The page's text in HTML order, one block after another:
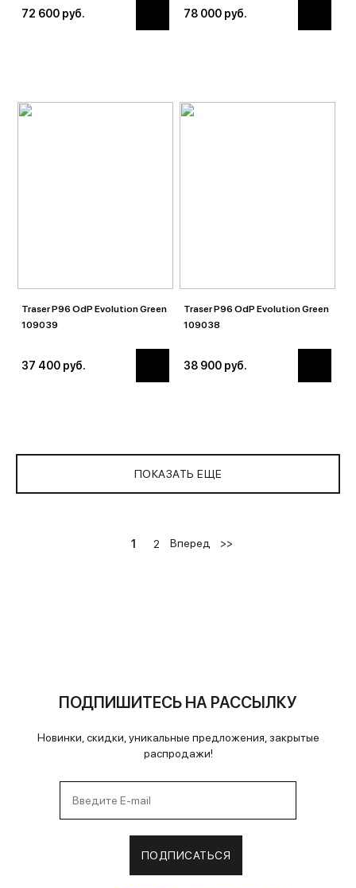
72 600 руб. 78 000 руб.
Traser P96 OdP Evolution Green
109039
37 400 руб.
Traser P96 OdP Evolution Green
109038
38 900 руб.
ПОКАЗАТЬ ЕЩЕ
1 2 Вперед >>
ПОДПИШИТЕСЬ НА РАССЫЛКУ
Новинки, скидки, уникальные предложения, закрытые
распродажи!
ПОДПИСАТЬСЯ